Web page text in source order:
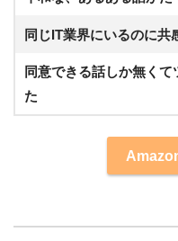
同じIT業界にいるのに共
同意できる話しか無くて
た